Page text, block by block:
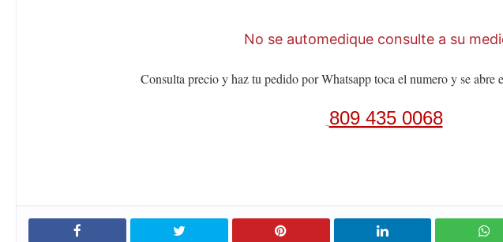
No se automedique consulte a su
Consulta precio y haz tu pedido por Whatsapp toca el numero y se abre
809 435 0068